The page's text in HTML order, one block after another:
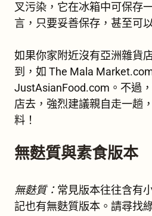
叉污染，它在冰箱中可保存
言，只要妥善保存，甚至可
如果你家附近沒有亞洲雜貨
到，如 The Mala
JustAsianFood.com。不過
店去，強烈建議親自走一趟
料！
無麩質與素食版本
無麩質： 常見版本往往含有
記也有無麩質版本。請尋找